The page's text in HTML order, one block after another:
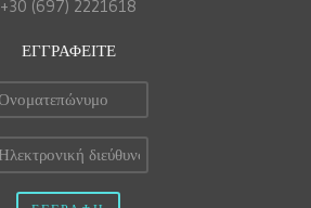
+30 (697) 2221618
ΕΓΓΡΑΦΕΙΤΕ